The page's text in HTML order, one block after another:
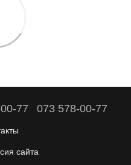
77 073 578-00-77
сайта